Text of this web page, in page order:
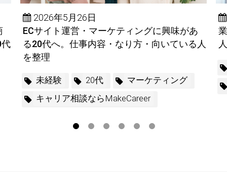
2026年5月26日
ECサイト運営・マーケティングに興味があ
る20代へ。仕事内容・なり方・向いている人
を整理
未経験 20代
マーケティング
キャリア相談ならMakeCareer